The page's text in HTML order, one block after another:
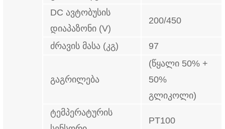
DC ავტობუსის
დიაპაზონი (V)
200/450
ძრავის მასა (კგ) 97
გაგრილება
(წყალი 50% +
50%
გლიკოლი)
ტემპერატურის
PT100